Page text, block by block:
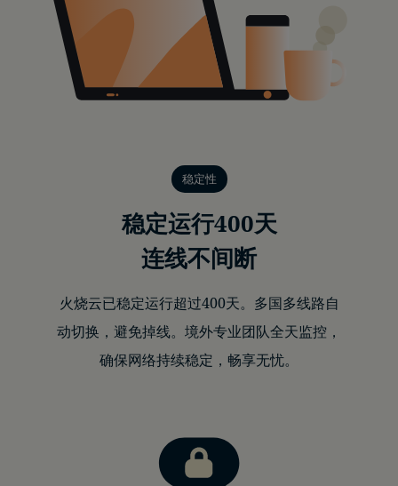
稳定性
稳定运行400天
连线不间断
火烧云已稳定运行超过400天。多国多线路自
动切换，避免掉线。境外专业团队全天监控，
确保网络持续稳定，畅享无忧。